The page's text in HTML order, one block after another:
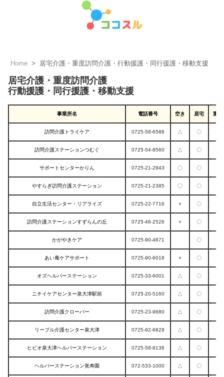
Home 居宅介護・重度訪問介護・行動援護・同行援護・移動支援
居宅介護・重度訪問介護
行動援護・同行援護・移動支援
事業所名 電話番号 空き 居宅 重度
訪問介護トライケア 0725-58-6588 △ 〇 〇
訪問介護ステーションつむぐ 0725-54-8560 △ 〇 〇
サポートセンターかりん 0725-21-2943 〇 〇 〇
やすらぎ訪問介護ステーション 0725-21-2385 〇 〇 〇
自立生活センター・リアライズ 0725-22-7716 × 〇 〇
訪問介護ステーションすずらんの丘 0725-46-2526 × 〇 〇
かがやきケア 0725-90-4871 〇 〇
あい庵ケアサポート 0725-90-6018 × 〇 〇
オズヘルパーステーション 0725-33-6001 △ 〇 〇
ニチイケアセンター泉大津駅前 0725-20-5160 △ 〇 〇
訪問介護クローバー 0725-23-9680 △ 〇 〇
リーブル介護センター泉大津 0725-92-6829 △ 〇 〇
ヒビオ泉大津ヘルパーステーション 0725-58-8138 △ 〇
ヘルパーステーション覚寿園 072-533-1000 △ 〇